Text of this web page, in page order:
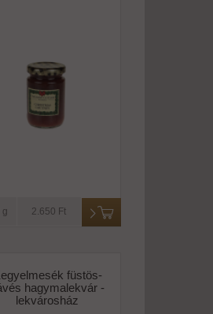
g 2.650 Ft
füstös-
hagymalekvár -
lekvárosház